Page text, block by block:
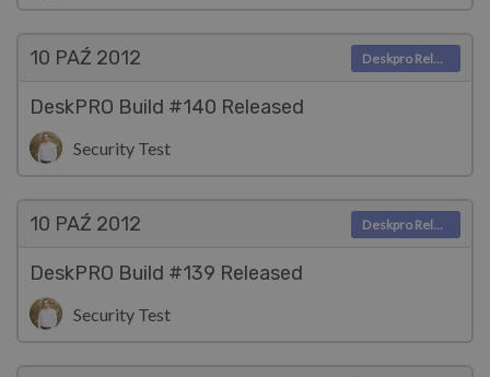
10 PAŹ 2012
DeskPRO Build #140 Released
Security Test
Deskpro Releases
10 PAŹ 2012
DeskPRO Build #139 Released
Security Test
Deskpro Releases